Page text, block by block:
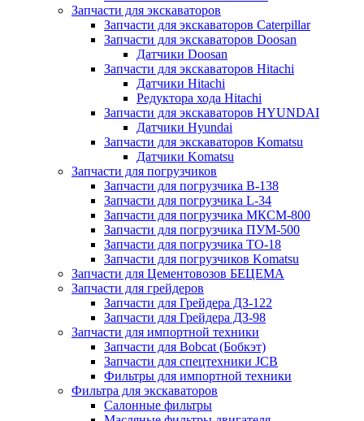
Запчасти для экскаваторов
Запчасти для экскаваторов Caterpillar
Запчасти для экскаваторов Doosan
Датчики Doosan
Запчасти для экскаваторов Hitachi
Датчики Hitachi
Редуктора хода Hitachi
Запчасти для экскаваторов HYUNDAI
Датчики Hyundai
Запчасти для экскаваторов Komatsu
Датчики Komatsu
Запчасти для погрузчиков
Запчасти для погрузчика B-138
Запчасти для погрузчика L-34
Запчасти для погрузчика МКСМ-800
Запчасти для погрузчика ПУМ-500
Запчасти для погрузчика ТО-18
Запчасти для погрузчиков Komatsu
Запчасти для Цементовозов БЕЦЕМА
Запчасти для грейдеров
Запчасти для Грейдера ДЗ-122
Запчасти для Грейдера ДЗ-98
Запчасти для импортной техники
Запчасти для Bobcat (Бобкэт)
Запчасти для спецтехники JCB
Фильтры для импортной техники
Фильтра для экскаваторов
Салонные фильтры